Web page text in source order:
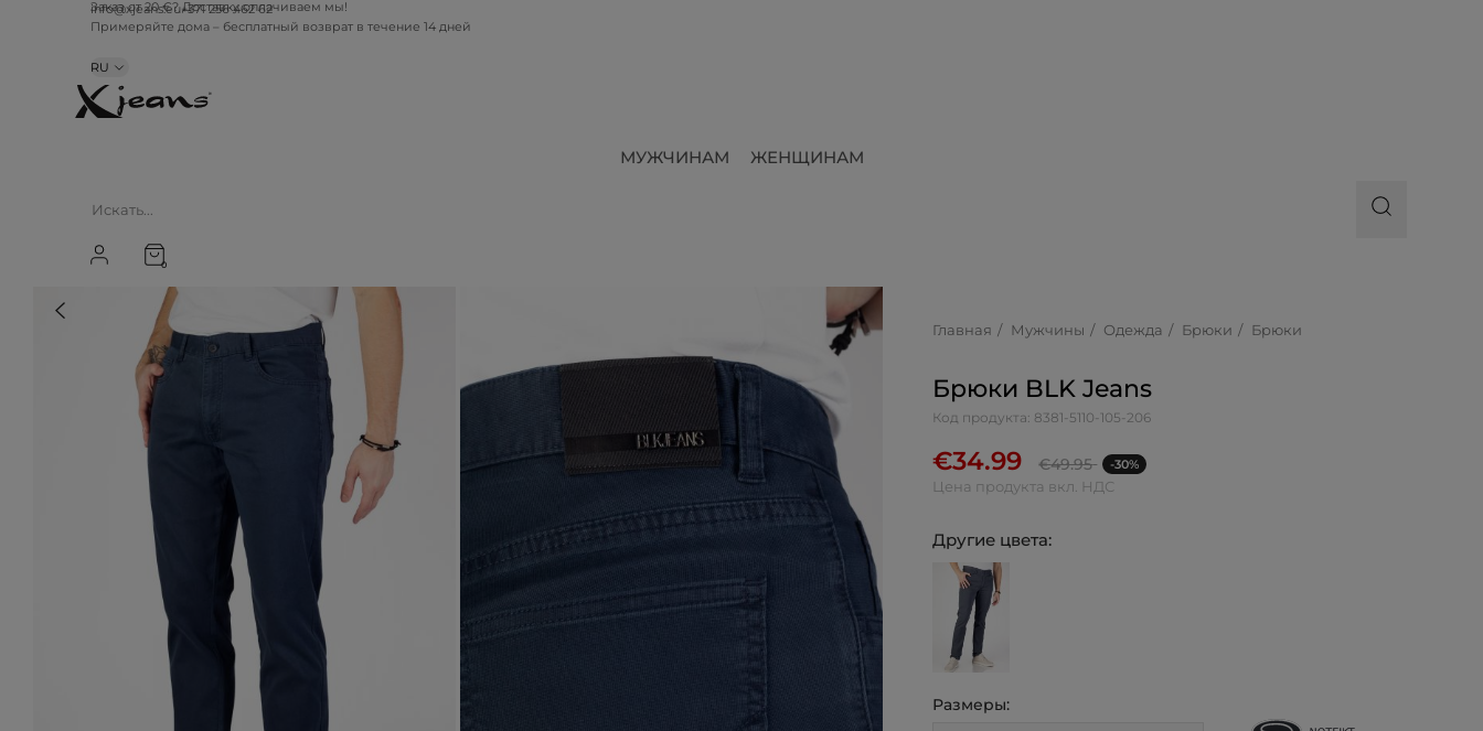
info@xjeans.eu+371 256 462 62
Заказ от 20 €? Доставку оплачиваем мы!
RU
МУЖЧИНАМ ЖЕНЩИНАМ
0
Главная Мужчины Одежда Брюки Брюки
Брюки BLK Jeans
Код продукта: 8381-5110-105-206
€34.99 €49.95 -30%
Цена продукта вкл. НДС
Другие цвета:
Размеры: